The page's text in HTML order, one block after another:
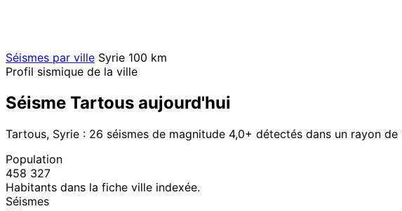
Séismes par ville Syrie 100 km
Profil sismique de la ville
Séisme Tartous aujourd'hui
Tartous, Syrie : 26 séismes de magnitude 4,0+ détectés dans un rayon de
Population
458 327
Habitants dans la fiche ville indexée.
Séismes